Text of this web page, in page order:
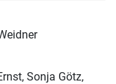
Sonja Götz,